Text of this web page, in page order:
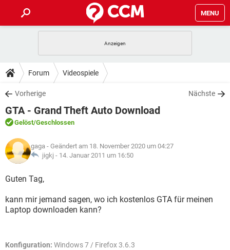
MENU
ANDROID
WINDOWS 10
WHATSAPP TIKTOK
FACEBOOK
TIPPS & TRICKS
SPIELE
WINDOWS 10
WHATSAPP
FACEBOOK HARDWARE
DOWNLOADS
SPIELE STREAMING
ANDROID
WINDOWS 10 INSTAGRAM
WHATSAPP
FACEBOOK
FORUM
SPIELE
ANDROID IOS
FACEBOOK
LEXIKON
SPIELE
ANDROID
WINDOWS 10 INSTAGRAM
WHATSAPP
Forum Videospiele
Vorherige Nächste
GTA - Grand Theft Auto Download
Gelöst/Geschlossen
gaga - Geändert am 18. November 2020 um 04:27
jigkj - 14. Januar 2011 um 16:50
Guten Tag,
kann mir jemand sagen, wo ich kostenlos GTA für meinen
Laptop downloaden kann?
Konfiguration: Windows 7 / Firefox 3.6.3